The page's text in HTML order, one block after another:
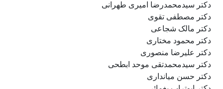
دکتر سیدمحمدرضا امیری طهرانی
دکتر مصطفی تقوی
دکتر مالک شجاعی
دکتر محمود مختاری
دکتر
علیرضا منصوری
دکتر سیدمحمدتقی موحد ابطحی
دکتر حسن میانداری